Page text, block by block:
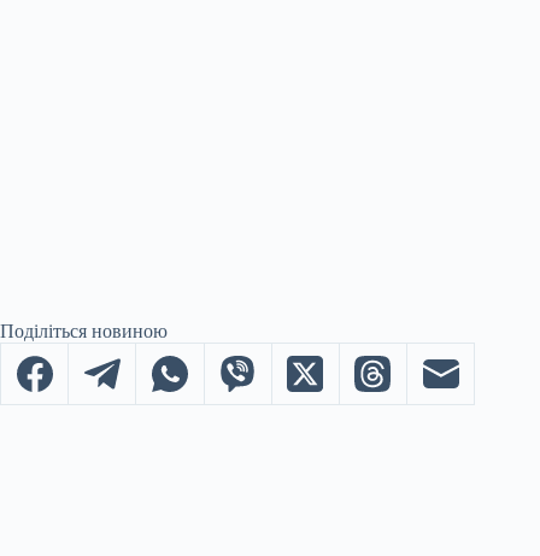
Поділіться новиною